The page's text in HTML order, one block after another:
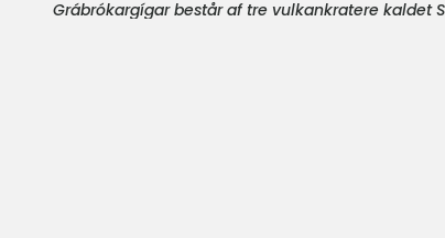
Grábrókargígar består af tre vulkankratere kaldet